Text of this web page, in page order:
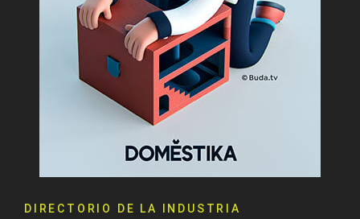
DIRECTORIO DE LA INDUSTRIA